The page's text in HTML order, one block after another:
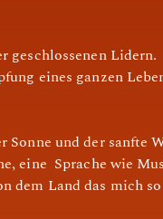
geschlossenen Lidern.
eines ganzen
Sonne und der sanfte
eine Sprache wie
dem Land das mich